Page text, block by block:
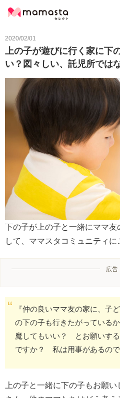
2020/02/01
上の子が遊びに行く家に下
い？図々しい、託児所では
下の子が上の子と一緒にママ
して、ママスタコミュニティに
広告
『仲の良いママ友の家に、子
の下の子も行きたがっている
魔してもいい？ とお願いす
ですか？ 私は用事があるので
上の子と一緒に下の子もお願